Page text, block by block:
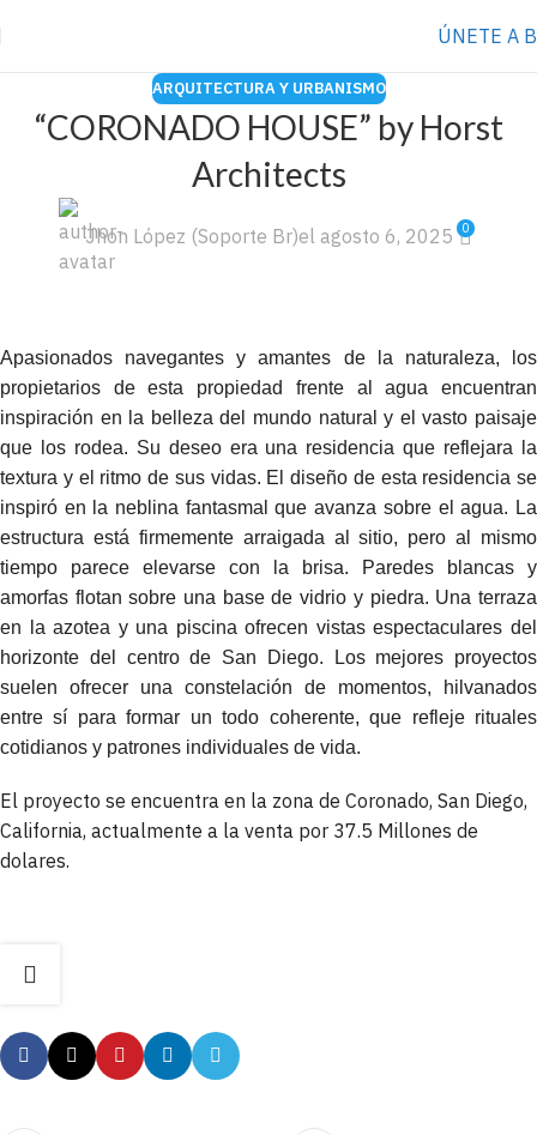
ÚNETE A
ARQUITECTURA Y URBANISMO
“CORONADO HOUSE” by Horst
Architects
Jhon López (Soporte Br)el agosto 6, 2025 0
Apasionados navegantes y amantes de la naturaleza, los
propietarios de esta propiedad frente al agua encuentran
inspiración en la belleza del mundo natural y el vasto paisaje
que los rodea. Su deseo era una residencia que reflejara la
textura y el ritmo de sus vidas. El diseño de esta residencia se
inspiró en la neblina fantasmal que avanza sobre el agua. La
estructura está firmemente arraigada al sitio, pero al mismo
tiempo parece elevarse con la brisa. Paredes blancas y
amorfas flotan sobre una base de vidrio y piedra. Una terraza
en la azotea y una piscina ofrecen vistas espectaculares del
horizonte del centro de San Diego. Los mejores proyectos
suelen ofrecer una constelación de momentos, hilvanados
entre sí para formar un todo coherente, que refleje rituales
cotidianos y patrones individuales de vida.
El proyecto se encuentra en la zona de Coronado, San Diego,
California, actualmente a la venta por 37.5 Millones de
dolares.